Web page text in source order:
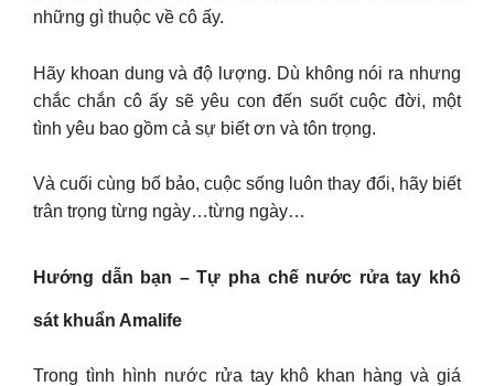
những gì thuộc về cô ấy.
Hãy khoan dung và độ lượng. Dù không nói ra nhưng
chắc chắn cô ấy sẽ yêu con đến suốt cuộc đời, một
tình yêu bao gồm cả sự biết ơn và tôn trọng.
Và cuối cùng bố bảo, cuộc sống luôn thay đổi, hãy biết
trân trọng từng ngày…từng ngày…
Hướng dẫn bạn – Tự pha chế nước rửa tay khô
sát khuẩn Amalife
Trong tình hình nước rửa tay khô khan hàng và giá